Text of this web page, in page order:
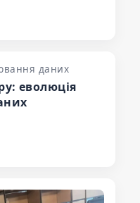
даних
еволюція